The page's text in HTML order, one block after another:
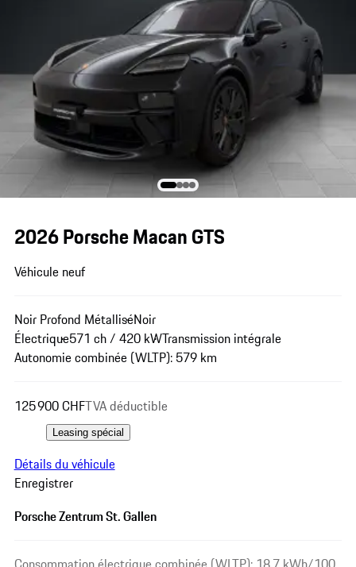
2026 Porsche Macan GTS
Véhicule neuf
Noir Profond MétalliséNoir
Électrique571 ch / 420 kWTransmission intégrale
Autonomie combinée (WLTP): 579 km
125 900 CHFTVA déductible
Leasing spécial
Détails du véhicule
Enregistrer
Porsche Zentrum St. Gallen